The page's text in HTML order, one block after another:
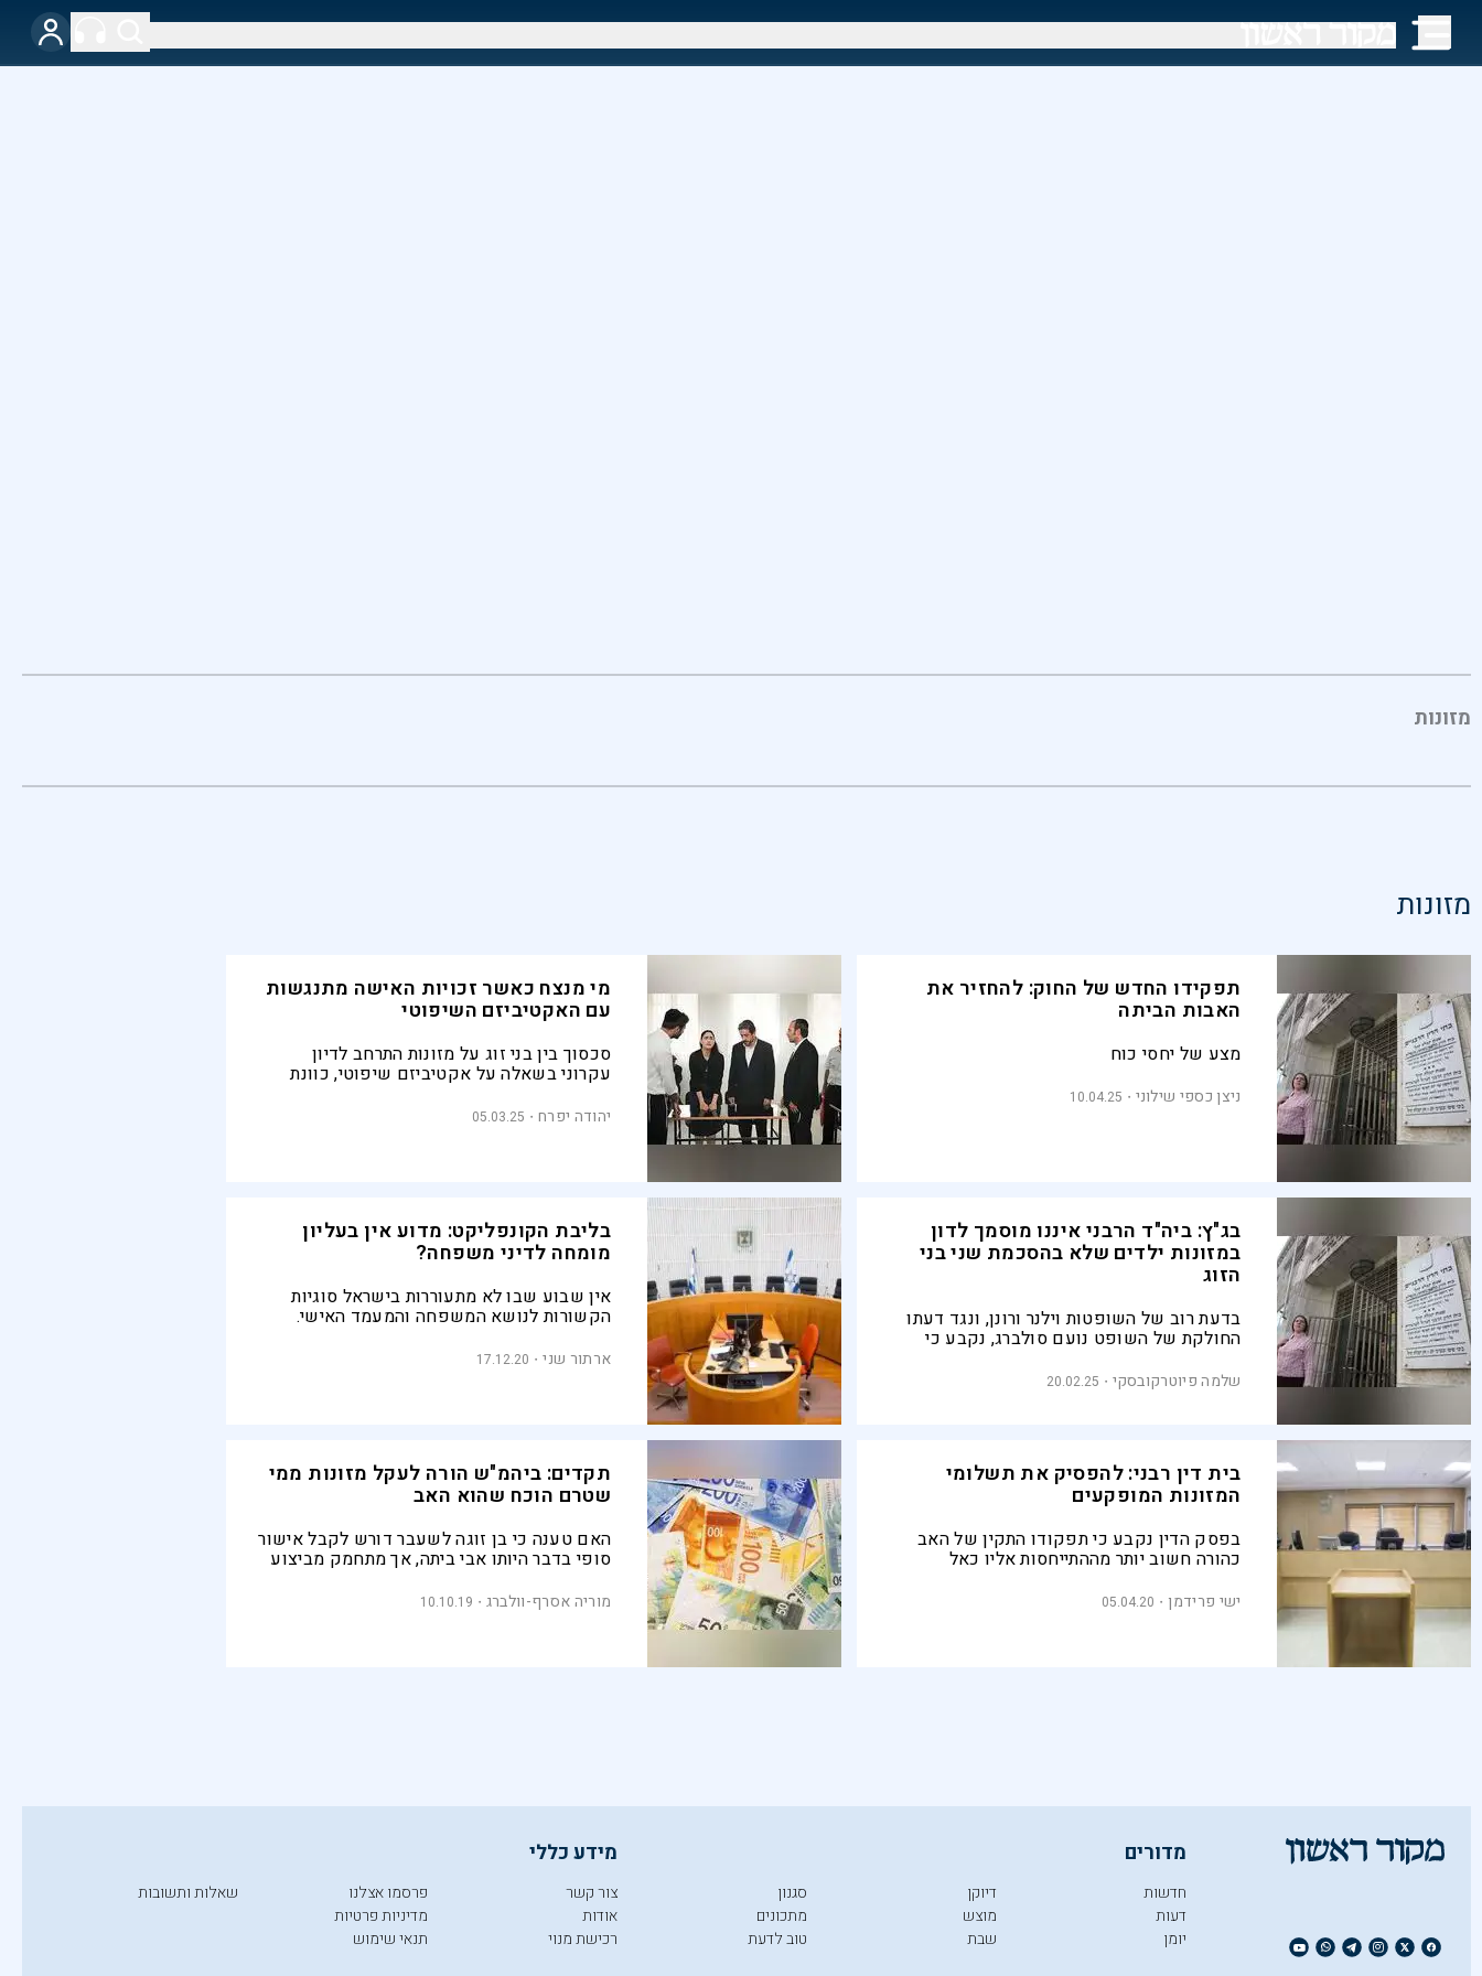
מזונות
מזונות
תפקידו החדש של החוק: להחזיר את
האבות הביתה
מצע של יחסי כוח
ניצן כספי שילוני 10.04.25
מי מנצח כאשר זכויות האישה מתנגשות
עם האקטיביזם השיפוטי
סכסוך בין בני זוג על מזונות התרחב לדיון
עקרוני בשאלה על אקטיביזם שיפוטי, כוונת
מקבילות במדינה אחת
יהודה יפרח 05.03.25
בג"ץ: ביה"ד הרבני איננו מוסמך לדון
במזונות ילדים שלא בהסכמת שני בני
הזוג
בדעת רוב של השופטות וילנר ורונן, ונגד דעתו
החולקת של השופט נועם סולברג, נקבע כי
לרכוש סמכות לדון בתביעת מזונות, חלה בכל
סוגי תביעות אלו
שלמה פיוטרקובסקי 20.02.25
בליבת הקונפליקט: מדוע אין בעליון
מומחה לדיני משפחה?
אין שבוע שבו לא מתעוררות בישראל סוגיות
הקשורות לנושא המשפחה והמעמד האישי.
מובהקת במינויים לערכאה העליונה
ארתור שני 17.12.20
בית דין רבני: להפסיק את תשלומי
המזונות המופקעים
בפסק הדין נקבע כי תפקודו התקין של האב
כהורה חשוב יותר מההתייחסות אליו כאל
חסרות בסיס השולטות אצל שופטים ודייני
ישי פרידמן 05.04.20
תקדים: ביהמ"ש הורה לעקל מזונות ממי
שטרם הוכח שהוא האב
האם טענה כי בן זוגה לשעבר דורש לקבל אישור
סופי בדבר היותו אבי ביתה, אך מתחמק מביצוע
האם: "החלטה אמיצה"
מוריה אסרף-וולברג 10.10.19
מדורים
חדשות
דעות
יומן
דיוקן
מוצש
שבת
סגנון
מתכונים
טוב לדעת
מידע כללי
צור קשר
אודות
רכישת מנוי
פרסמו אצלנו
מדיניות פרטיות
תנאי שימוש
שאלות ותשובות